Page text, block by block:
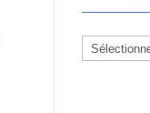
Archives